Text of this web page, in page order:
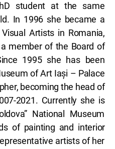
student at the same
In 1996 she became a
Artists in Romania,
member of the Board of
1995 she has been
of Art Iași – Palace
becoming the head of
2021. Currently she is
National Museum
of painting and interior
artists of her